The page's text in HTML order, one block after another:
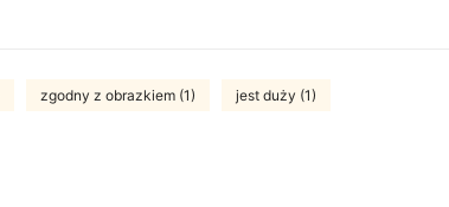
zgodny z obrazkiem (1) jest duży (1)